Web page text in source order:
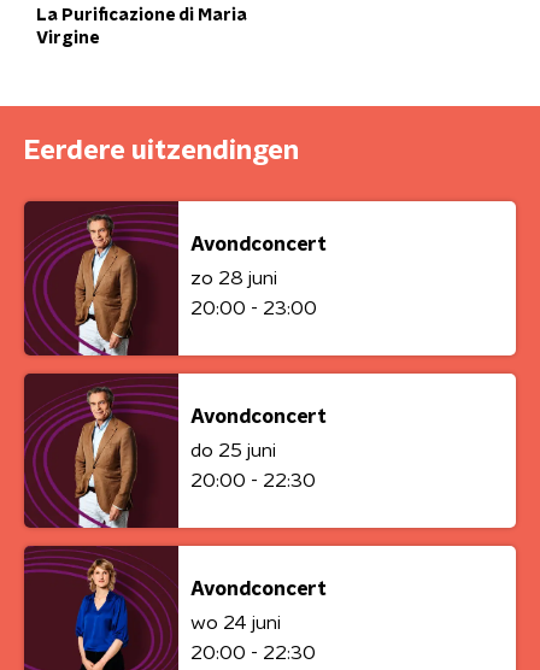
La Purificazione di Maria
Virgine
Eerdere uitzendingen
Avondconcert
zo 28 juni
20:00 - 23:00
Avondconcert
do 25 juni
20:00 - 22:30
Avondconcert
wo 24 juni
20:00 - 22:30